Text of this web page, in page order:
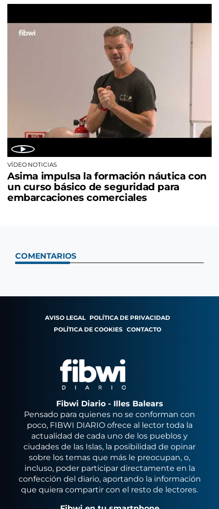
VÍDEO NOTICIAS
Asima impulsa la formación náutica con
un curso básico de seguridad para
embarcaciones comerciales
COMENTARIOS
AVISO LEGAL POLÍTICA DE PRIVACIDAD
POLÍTICA DE COOKIES CONTACTO
Fibwi Diario - Illes Balears
Pensado para quienes no se conforman con
poco, FIBWI DIARIO ofrece al lector toda la
actualidad de cada uno de los pueblos y
ciudades de las Islas, la posibilidad de opinar
sobre los temas que más le preocupan, o,
incluso, poder participar directamente en la
confección del diario, aportando la información
que quiera compartir con el resto de lectores.